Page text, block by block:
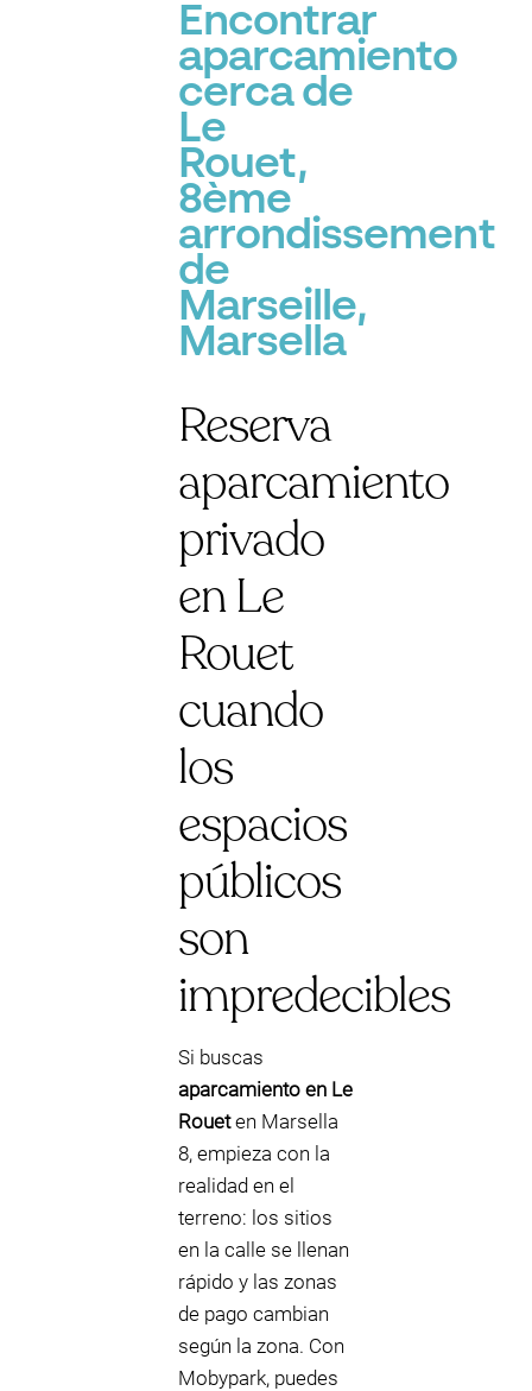
Encontrar
aparcamiento
cerca de
Le
Rouet,
8ème
arrondissement
de
Marseille,
Marsella
Reserva
aparcamiento
privado
en Le
Rouet
cuando
los
espacios
públicos
son
impredecibles
Si buscas
aparcamiento en Le
Roueten Marsella
8, empieza con la
realidad en el
terreno: los sitios
en la calle se llenan
rápido y las zonas
de pago cambian
según la zona. Con
Mobypark, puedes